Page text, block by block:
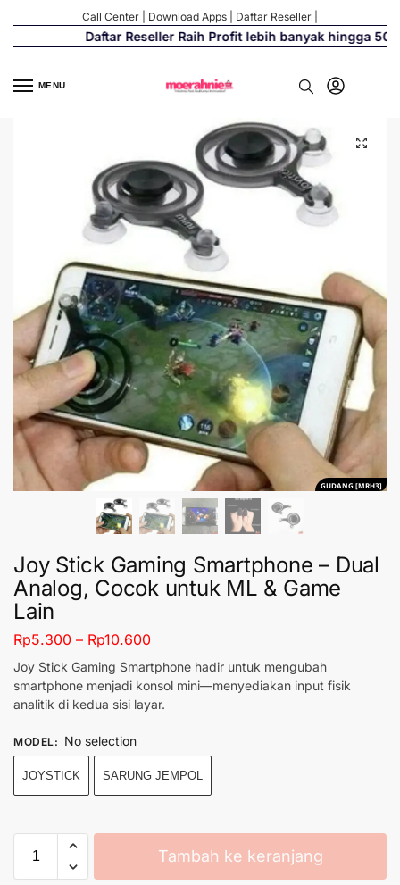
Call Center Download Apps Daftar Reseller
Daftar Reseller Raih Profit lebih banyak hingga 500%
MENU
GUDANG [MRH3]
Joy Stick Gaming Smartphone – Dual
Analog, Cocok untuk ML & Game
Lain
Rp5.300 – Rp10.600
Joy Stick Gaming Smartphone hadir untuk mengubah
smartphone menjadi konsol mini—menyediakan input fisik
analitik di kedua sisi layar.
MODEL : No selection
JOYSTICK SARUNG JEMPOL
Tambah ke keranjang